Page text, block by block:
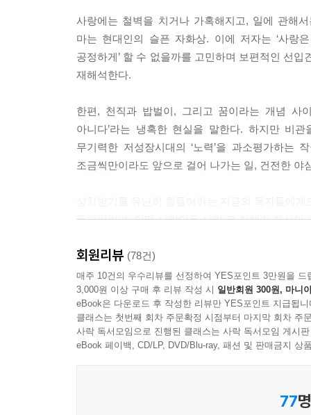
시간이 지나야 비로소 자연스레 이해되고 용서되
기가 있다면 어느덧 관계는 재생되어 있기도 하다
렇다면 글을 쓰는 사람은? 바로 글을 쓰는 것으로
는 것 같다. --- p.128
겸손한 주제 파악이 인간의 미덕일 순 있지만 삶
어야 할 것이다. 타인을 분석하고 판단하는 것은
올린다면 나는 그것을 내 안의 공허함이나 불안함
친구 관계뿐만이 아니라 연애에 있어서도 거절을
지 않는 것, 나에게 마음을 주는 것에 기분이 우쭐
잘라버린 그 상대의 잔인함에 치를 떨어도 속마
사랑에는 철벽을 치거나 가혹해지고, 일에 관해
마는 현대인의 슬픈 자화상. 이에 저자는 ‘사랑
공정하게’ 할 수 없을까를 고민하며 보편적인 선
재해석한다.
한편, 천직과 밥벌이, 그리고 꿈이라는 개념 사
아니다’라는 냉혹한 현실을 말한다. 하지만 비
무기력한 저성장시대의 ‘노력’을 과소평가하
조금씩만이라도 앞으로 걸어 나가는 일, 건전한
동의어이며, 어떤 사랑이든 사랑 그 자체가 자신
회원리뷰 (78건)
매주 10건의 우수리뷰를 선정하여 YES포인트 3만원을 드
3,000원 이상 구매 후 리뷰 작성 시 일반회원 300원, 마니
eBook은 다운로드 후 작성한 리뷰만 YES포인트 지급됩니
클래스는 첫번째 회차 주문확정 시점부터 마지막 회차 주
사락 독서모임으로 진행된 클래스는 사락 독서모임 게시
eBook 페이백, CD/LP, DVD/Blu-ray, 패션 및 판매금지 상
77